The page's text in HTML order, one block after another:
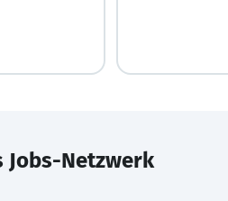
Jobs-Netzwerk